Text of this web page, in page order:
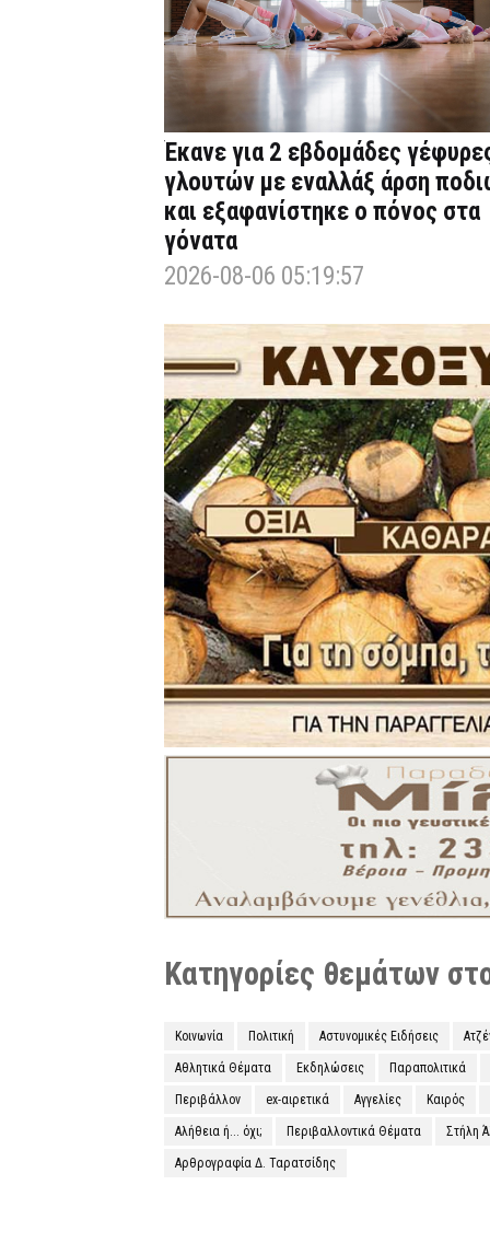
Έκανε για 2 εβδομάδες
γλουτών με εναλλάξ άρση
και εξαφανίστηκε ο πόνος στα
γόνατα
2026-08-06 05:19:57
Κατηγορίες θεμάτων
Κοινωνία Πολιτική Αστυνομικές Ειδήσεις
Αθλητικά Θέματα Εκδηλώσεις Παραπολιτικά
Περιβάλλον ex-αιρετικά Αγγελίες Καιρός
Αλήθεια ή... όχι; Περιβαλλοντικά Θέματα Στήλη
Αρθρογραφία Δ. Ταρατσίδης